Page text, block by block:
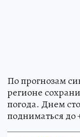
По прогнозам
регионе
погода. Днем
подниматься до